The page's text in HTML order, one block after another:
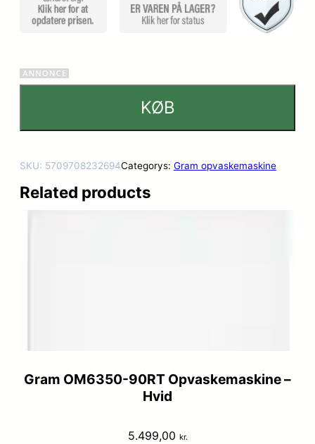
KØB
SKU: 5709708232694Categorys: Gram opvaskemaskine
Related products
Gram OM6350-90RT Opvaskemaskine –
Hvid
5.499,00 kr.